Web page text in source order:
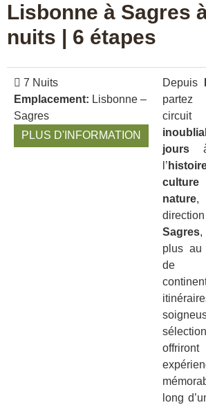
Lisbonne à Sagres
nuits | 6 étapes
7 Nuits
Emplacement: Lisbonne –
Sagres
PLUS D'INFORMATION
Depuis
partez
jours à
l’
culture
nature
Sagres,
plus au
de
long